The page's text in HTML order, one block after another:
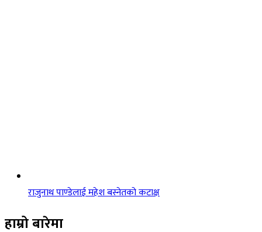
राजुनाथ पाण्डेलाई महेश बस्नेतको कटाक्ष
हाम्रो बारेमा